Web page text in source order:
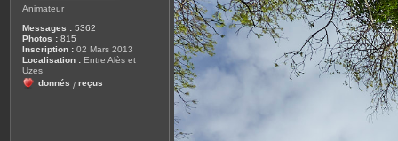
Animateur
Messages : 5362
Photos : 815
Inscription : 02 Mars 2013
Localisation : Entre Alès et
Uzes
donnés / reçus